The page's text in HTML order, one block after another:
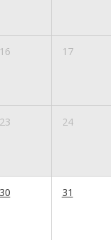
16 17
23 24
30 31